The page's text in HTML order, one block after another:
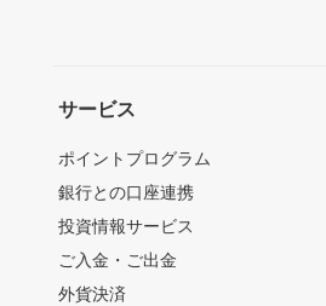
サービス
ポイントプログラム
銀行との口座連携
投資情報サービス
ご入金・ご出金
外貨決済